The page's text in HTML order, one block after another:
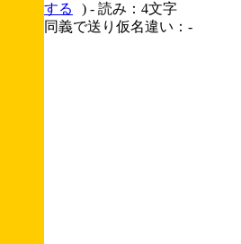
する
) - 読み：4文字
同義で送り仮名違い：-